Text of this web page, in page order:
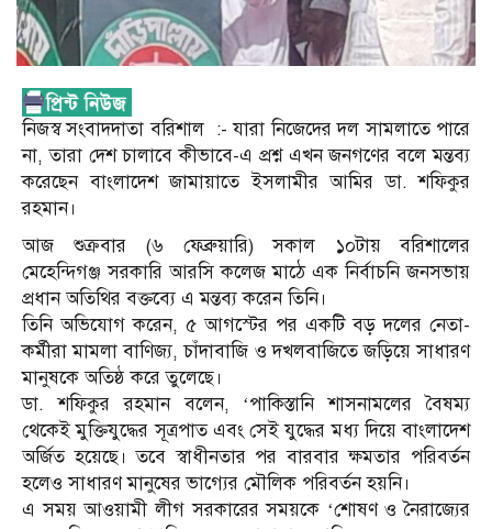
নিজস্ব সংবাদদাতা বরিশাল :- যারা নিজেদের দল সামলাতে পারে
না, তারা দেশ চালাবে কীভাবে-এ প্রশ্ন এখন জনগণের বলে মন্তব্য
করেছেন বাংলাদেশ জামায়াতে ইসলামীর আমির ডা. শফিকুর
রহমান।
আজ শুক্রবার (৬ ফেব্রুয়ারি) সকাল ১০টায় বরিশালের
মেহেন্দিগঞ্জ সরকারি আরসি কলেজ মাঠে এক নির্বাচনি জনসভায়
প্রধান অতিথির বক্তব্যে এ মন্তব্য করেন তিনি।
তিনি অভিযোগ করেন, ৫ আগস্টের পর একটি বড় দলের নেতা-
কর্মীরা মামলা বাণিজ্য, চাঁদাবাজি ও দখলবাজিতে জড়িয়ে সাধারণ
মানুষকে অতিষ্ঠ করে তুলেছে।
ডা. শফিকুর রহমান বলেন, ‘পাকিস্তানি শাসনামলের বৈষম্য
থেকেই মুক্তিযুদ্ধের সূত্রপাত এবং সেই যুদ্ধের মধ্য দিয়ে বাংলাদেশ
অর্জিত হয়েছে। তবে স্বাধীনতার পর বারবার ক্ষমতার পরিবর্তন
হলেও সাধারণ মানুষের ভাগ্যের মৌলিক পরিবর্তন হয়নি।
এ সময় আওয়ামী লীগ সরকারের সময়কে ‘শোষণ ও নৈরাজ্যের